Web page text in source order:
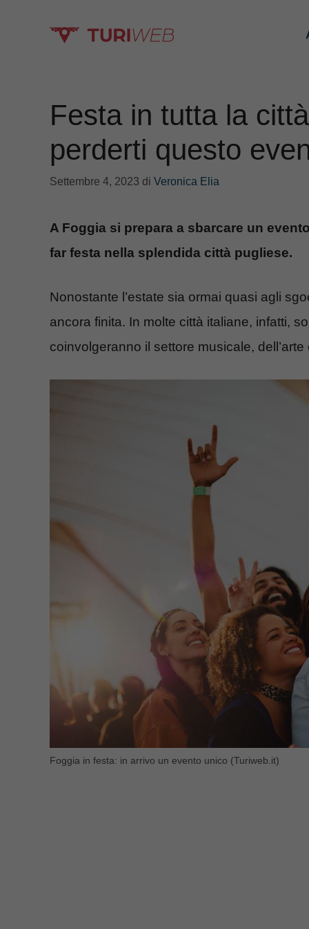
Festa in tutta la
perderti questo
Settembre 4, 2023 di Veronica Elia
A Foggia si prepara a sbarcare un
far festa nella splendida città pugliese.
Nonostante l’estate sia ormai quasi agli
ancora finita. In molte città italiane, infatti,
coinvolgeranno il settore musicale,
Foggia in festa: in arrivo un evento unico (Turiweb.it)